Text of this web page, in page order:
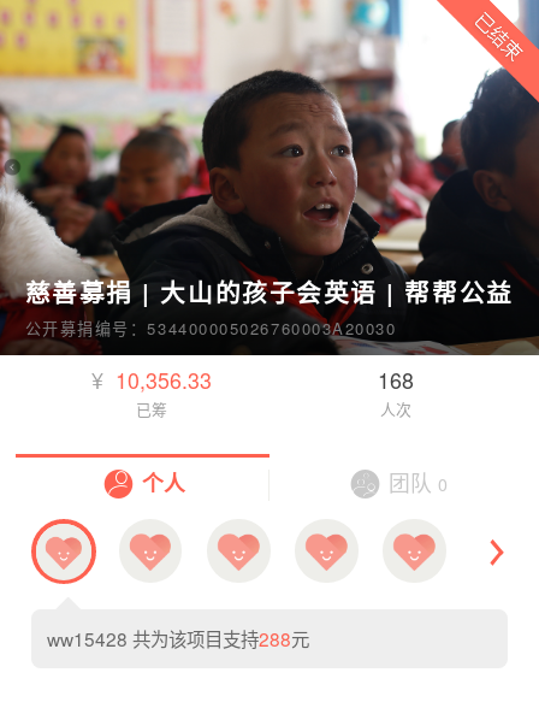
慈善募捐 | 大山的孩子会英语 | 帮帮公益
公开募捐编号：534400005026760003A20030
¥ 10,356.33
已筹
168
人次
个人 团队 0
ww15428 共为该项目支持288元